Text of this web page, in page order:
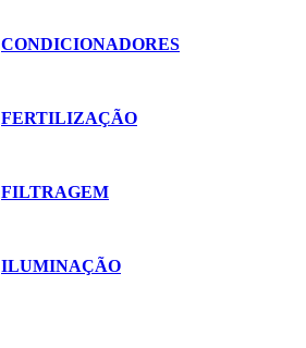
CONDICIONADORES
FERTILIZAÇÃO
FILTRAGEM
ILUMINAÇÃO